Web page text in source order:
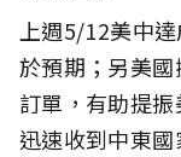
上週5/12美中
於預期；另美
訂單，有助提
迅速收到中東